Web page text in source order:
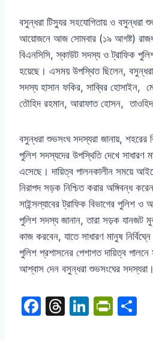
বসুন্ধরা টিস্যুর সহযোগিতায় ও বসুন্ধরা
আয়োজনে আজ সোমবার (১৯ আগষ্ট)
বিএনসিসি,স্কাউট সদস্য ও ট্রাফিক
হয়েছে। এসময় উপস্থিত ছিলেন,
সদস্য হাসান ফকির, সাব্বির হোসাইন,
তৌহিদ রহমান, আরাফাত হোসন,
বসুন্ধরা শুভসংঘ সদস্যরা জানায়, শহরের
পুলিশ সদস্যদের উপস্থিতি দেখে সাধারণ
এসেছে। দায়িত্ব পালনকালীন সময়ে
নিরাপদ সড়ক নিশ্চিত করার অঙ্গিবন্ধ
সাইন্সল্যাবের ট্রাফিক বিভাগের পুলিশ
পুলিশ সদস্য জানান,তারা সড়ক যানজট
কাজ করবেন, যাতে সাধারণ মানুষ
পুলিশ প্রশাসনের পেশাগত দায়িত্ব
আশ্বাস দেন বসুন্ধরা শুভসংঘের সদস্যরা।
F
T
Li Pr